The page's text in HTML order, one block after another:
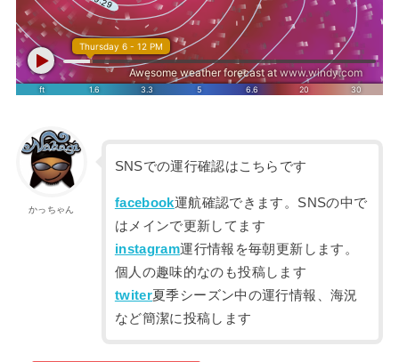
かっちゃん
SNSでの運行確認はこちらです
facebook運航確認できます。SNSの中で
はメインで更新してます
instagram運行情報を毎朝更新します。
個人の趣味的なのも投稿します
twiter夏季シーズン中の運行情報、海況
など簡潔に投稿します